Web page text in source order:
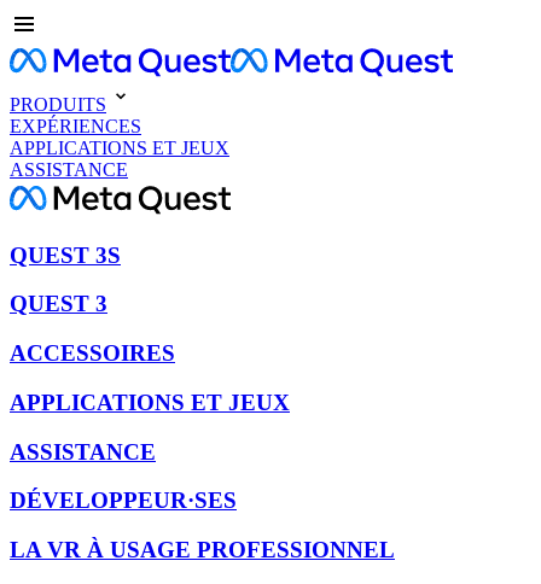
PRODUITS
EXPÉRIENCES
APPLICATIONS ET JEUX
ASSISTANCE
QUEST 3S
QUEST 3
ACCESSOIRES
APPLICATIONS ET JEUX
ASSISTANCE
DÉVELOPPEUR·SES
LA VR À USAGE PROFESSIONNEL